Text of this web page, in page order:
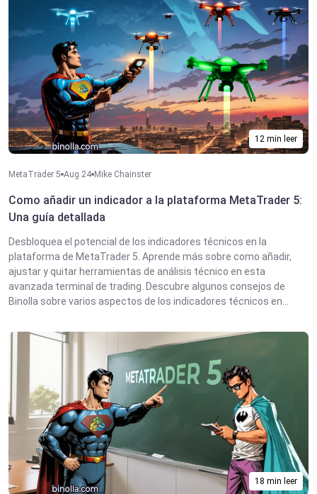
12 min leer
MetaTrader 5 Aug 24 Mike Chainster
Como añadir un indicador a la plataforma MetaTrader 5:
Una guía detallada
Desbloquea el potencial de los indicadores técnicos en la
plataforma de MetaTrader 5. Aprende más sobre como añadir,
ajustar y quitar herramientas de análisis técnico en esta
avanzada terminal de trading. Descubre algunos consejos de
Binolla sobre varios aspectos de los indicadores técnicos en...
18 min leer